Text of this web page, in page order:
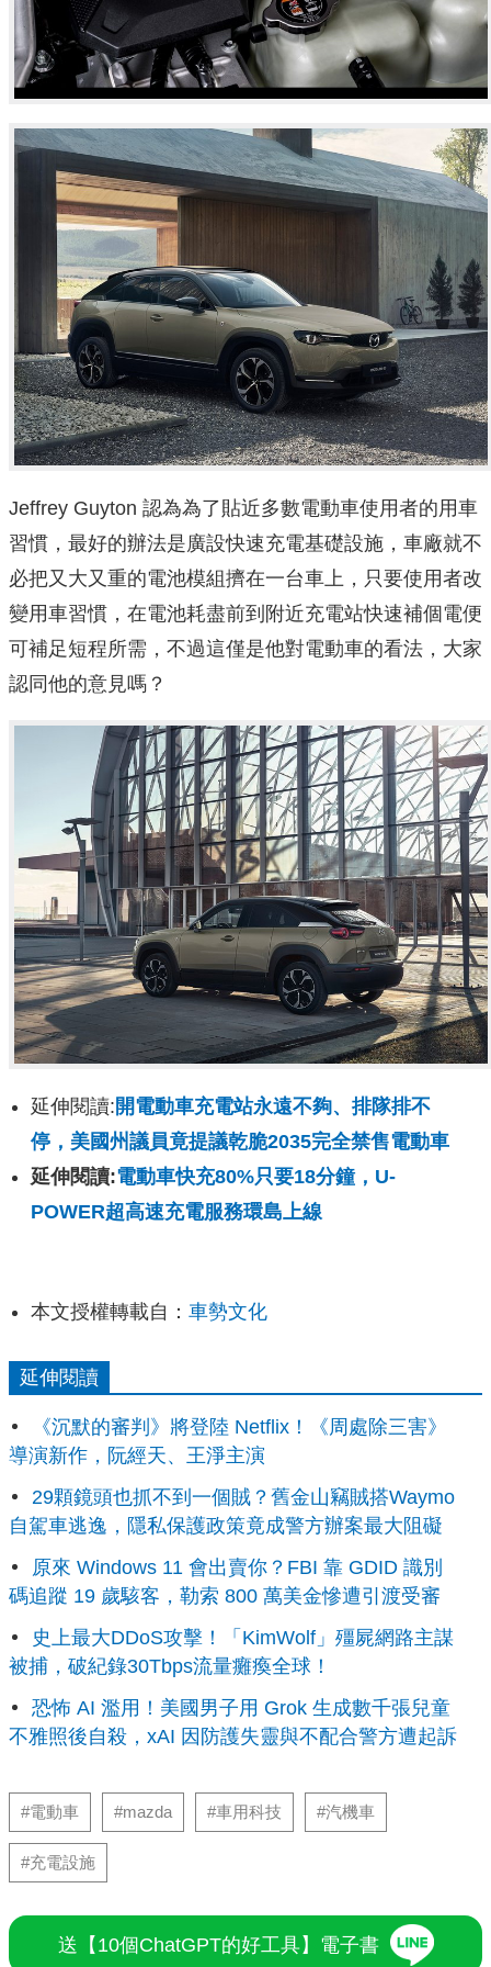
Jeffrey Guyton 認為為了貼近多數電動車使用者的用車
習慣，最好的辦法是廣設快速充電基礎設施，車廠就不
必把又大又重的電池模組擠在一台車上，只要使用者改
變用車習慣，在電池耗盡前到附近充電站快速補個電便
可補足短程所需，不過這僅是他對電動車的看法，大家
認同他的意見嗎？
延伸閱讀: 開電動車充電站永遠不夠、排隊排不
停，美國州議員竟提議乾脆2035完全禁售電動車
延伸閱讀:電動車快充80%只要18分鐘，U-
POWER超高速充電服務環島上線
本文授權轉載自： 車勢文化
延伸閱讀
《沉默的審判》將登陸 Netflix！《周處除三害》
導演新作，阮經天、王淨主演
29顆鏡頭也抓不到一個賊？舊金山竊賊搭Waymo
自駕車逃逸，隱私保護政策竟成警方辦案最大阻礙
原來 Windows 11 會出賣你？FBI 靠 GDID 識別
碼追蹤 19 歲駭客，勒索 800 萬美金慘遭引渡受審
史上最大DDoS攻擊！「KimWolf」殭屍網路主謀
被捕，破紀錄30Tbps流量癱瘓全球！
恐怖 AI 濫用！美國男子用 Grok 生成數千張兒童
不雅照後自殺，xAI 因防護失靈與不配合警方遭起訴
#電動車 #mazda #車用科技 #汽機車
#充電設施
送【10個ChatGPT的好工具】電子書